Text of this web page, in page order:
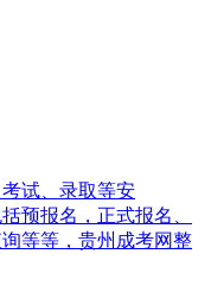
试、录取等安
预报名，正式报名、
等等，贵州成考网整